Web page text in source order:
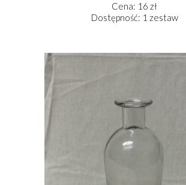
Cena: 16 zł
Dostępność: 1 zestaw